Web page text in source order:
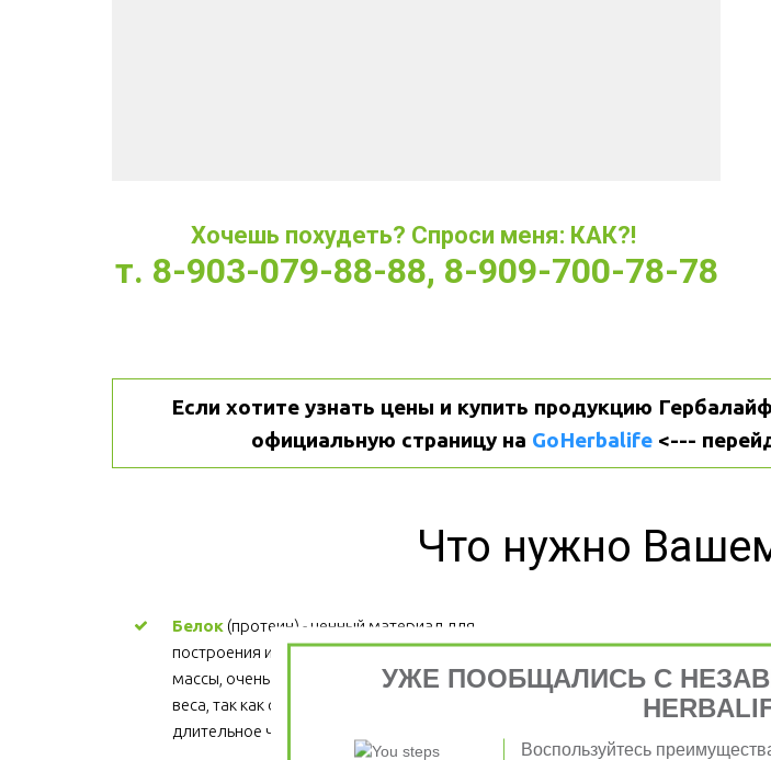
Хочешь похудеть? Спроси меня: КАК?!
т. 8-903-079-88-88, 8-909-700-78-78
Если хотите узнать цены и купить продукцию
официальную страницу на GoHerbalife <---
Что нужно
Белок (протеин) - ценный материал для
построения и поддержания мышечной
массы, очень важен для процесса снижения
веса, так как обеспечивает более
длительное чувство сытости.
УЖЕ ПООБЩАЛИСЬ С
Воспользуйтесь